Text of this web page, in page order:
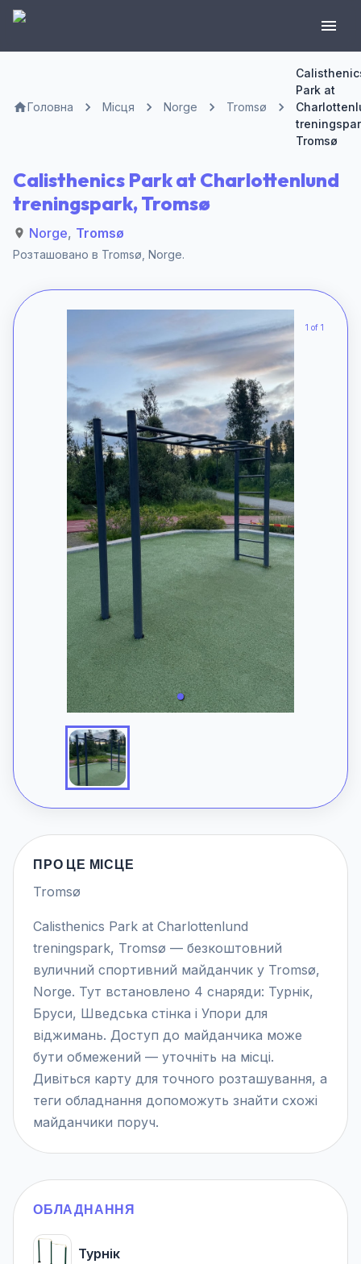
Головна Місця Norge Tromsø
Park at
Tromsø
Calisthenics Park at Charlottenlund
treningspark, Tromsø
Norge, Tromsø
Розташовано в Tromsø Norge.
1 of 1
ПРО ЦЕ МІСЦЕ
Tromsø
Calisthenics Park at Charlottenlund
treningspark, Tromsø — безкоштовний
вуличний спортивний майданчик у Tromsø,
Norge. Тут встановлено 4 снаряди: Турнік,
Бруси, Шведська стінка і Упори для
віджимань. Доступ до майданчика може
бути обмежений — уточніть на місці.
Дивіться карту для точного розташування, а
теги обладнання допоможуть знайти схожі
майданчики поруч.
ОБЛАДНАННЯ
Турнік